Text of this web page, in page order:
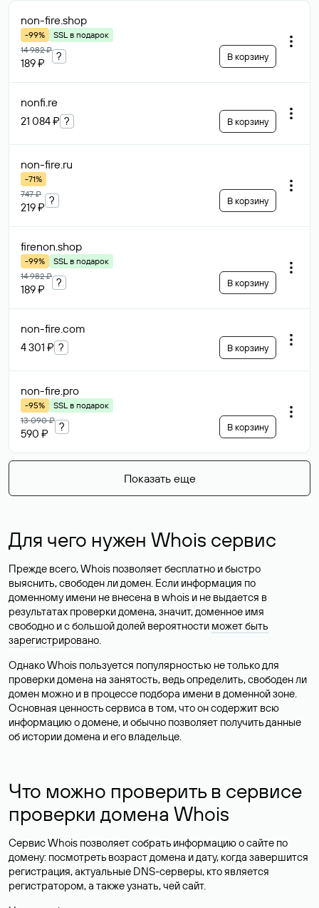
non-fire.shop
-99%
SSL в подарок
14 982 ₽
189 ₽
? В корзину
nonfi.re
21 084 ₽ ? В корзину
non-fire.ru
-71%
747 ₽
219 ₽
? В корзину
firenon.shop
-99%
SSL в подарок
14 982 ₽
189 ₽
? В корзину
non-fire.com
4 301 ₽ ? В корзину
non-fire.pro
-95%
SSL в подарок
13 090 ₽
590 ₽
? В корзину
Показать еще
Для чего нужен Whois сервис
Прежде всего, Whois позволяет бесплатно и быстро
выяснить, свободен ли домен. Если информация по
доменному имени не внесена в whois и не выдается в
результатах проверки домена, значит, доменное имя
свободно и с большой долей вероятности может быть
зарегистрировано.
Однако Whois пользуется популярностью не только для
проверки домена на занятость, ведь определить, свободен ли
домен можно и в процессе подбора имени в доменной зоне.
Основная ценность сервиса в том, что он содержит всю
информацию о домене, и обычно позволяет получить данные
об истории домена и его владельце.
Что можно проверить в сервисе
проверки домена Whois
Сервис Whois позволяет собрать информацию о сайте по
домену: посмотреть возраст домена и дату, когда завершится
регистрация, актуальные DNS-серверы, кто является
регистратором, а также узнать, чей сайт.